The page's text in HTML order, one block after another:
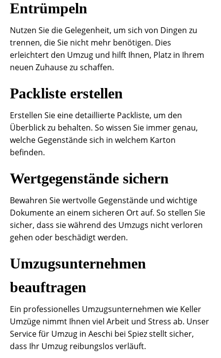
Entrümpeln
Nutzen Sie die Gelegenheit, um sich von Dingen zu
trennen, die Sie nicht mehr benötigen. Dies
erleichtert den Umzug und hilft Ihnen, Platz in Ihrem
neuen Zuhause zu schaffen.
Packliste erstellen
Erstellen Sie eine detaillierte Packliste, um den
Überblick zu behalten. So wissen Sie immer genau,
welche Gegenstände sich in welchem Karton
befinden.
Wertgegenstände sichern
Bewahren Sie wertvolle Gegenstände und wichtige
Dokumente an einem sicheren Ort auf. So stellen Sie
sicher, dass sie während des Umzugs nicht verloren
gehen oder beschädigt werden.
Umzugsunternehmen
beauftragen
Ein professionelles Umzugsunternehmen wie Keller
Umzüge nimmt Ihnen viel Arbeit und Stress ab. Unser
Service für Umzug in Aeschi bei Spiez stellt sicher,
dass Ihr Umzug reibungslos verläuft.